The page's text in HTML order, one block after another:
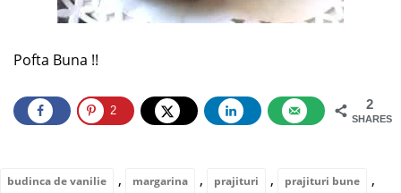
Pofta Buna !!
2
SHARES
2
budinca de vanilie , margarina , prajituri , prajituri bune ,